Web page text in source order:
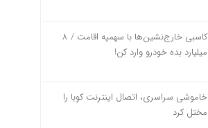
کاسبی خارج‌نشین‌ها با سهمیه اقامت / ۸
میلیارد بده خودرو وارد کن!
خاموشی سراسری، اتصال اینترنت کوبا را
مختل کرد